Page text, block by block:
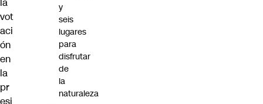
vot
aci
ón
en
la
pr
y
seis
lugares
para
disfrutar
de
la
naturaleza